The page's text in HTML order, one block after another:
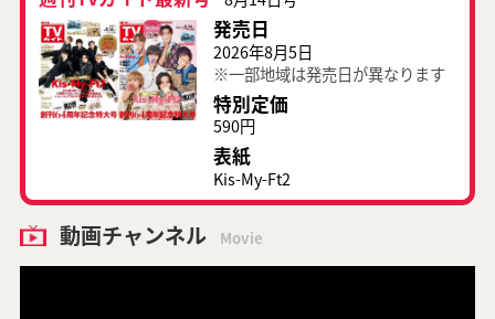
発売日
2026年8月5日
※一部地域は発売日が異なります
特別定価
590円
表紙
Kis-My-Ft2
動画チャンネル Movie